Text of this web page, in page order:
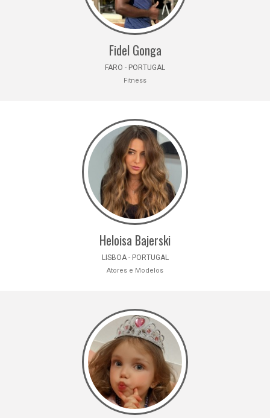
Fidel Gonga
FARO - PORTUGAL
Fitness
Heloisa Bajerski
LISBOA - PORTUGAL
Atores e Modelos